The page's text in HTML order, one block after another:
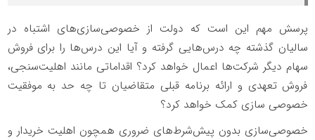
پرسش مهم این است که دولت از خصوصی‌سازی‌های اشتباه در
سالیان گذشته چه درس‌هایی گرفته و آیا این درس‌ها را برای فروش
سهام دیگر شرکت‌ها اعمال خواهد کرد؟ اقداماتی مانند اهلیت‌سنجی،
فروش تعهدی و ارائه برنامه قبلی متقاضیان تا چه حد به موفقیت
خصوصی سازی کمک خواهد کرد؟
خصوصی‌سازی بدون پیش‌شرط‌های ضروری همچون اهلیت خریدار و